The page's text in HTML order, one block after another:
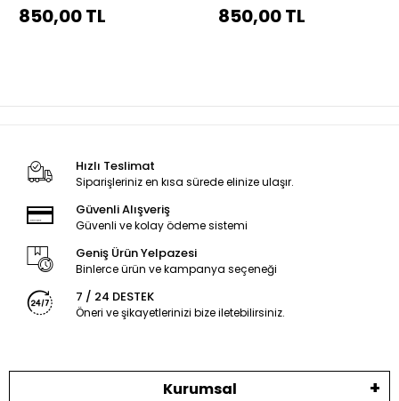
850,00 TL
Beyaz
850,00 TL
Hızlı Teslimat
Siparişleriniz en kısa sürede elinize ulaşır.
Güvenli Alışveriş
Güvenli ve kolay ödeme sistemi
Geniş Ürün Yelpazesi
Binlerce ürün ve kampanya seçeneği
7 / 24 DESTEK
Öneri ve şikayetlerinizi bize iletebilirsiniz.
Kurumsal